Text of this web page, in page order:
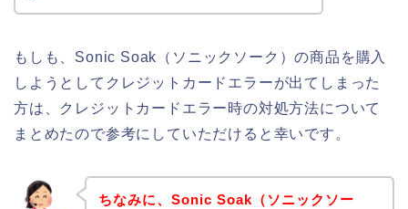
もしも、Sonic Soak（ソニックソーク）の商品を購入
しようとしてクレジットカードエラーが出てしまった
方は、クレジットカードエラー時の対処方法について
まとめたので参考にしていただけると幸いです。
ちなみに、Sonic Soak（ソニックソー